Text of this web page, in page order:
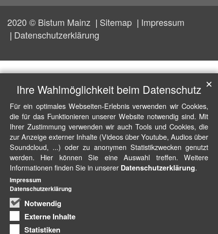
2020 © Bistum Mainz Sitemap
Impressum
Datenschutzerklärung
Ihre Wahlmöglichkeit beim Datenschutz
Für ein optimales Webseiten-Erlebnis verwenden wir Cookies,
die für das Funktionieren unserer Website notwendig sind. Mit
Ihrer Zustimmung verwenden wir auch Tools und Cookies, die
zur Anzeige externer Inhalte (Videos über Youtube, Audios über
Soundcloud, ...) oder zu anonymen Statistikzwecken genutzt
werden. Hier können Sie eine Auswahl treffen. Weitere
Informationen finden Sie in unserer Datenschutzerklärung.
Notwendig
Externe Inhalte
Statistiken
✕
Impressum
Datenschutzerklärung